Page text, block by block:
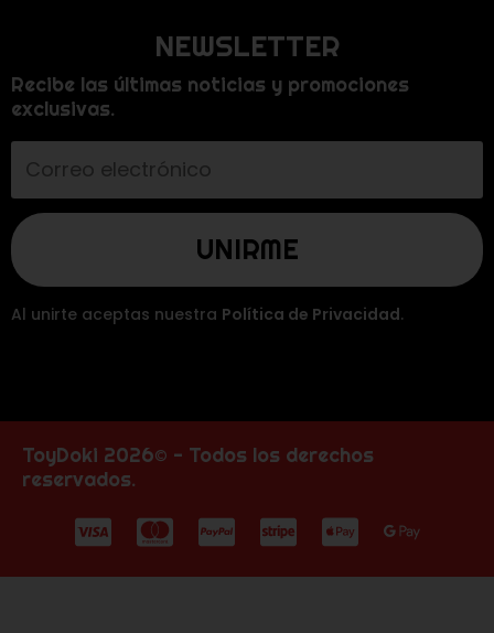
NEWSLETTER
Recibe las últimas noticias y promociones
exclusivas.
Al unirte aceptas nuestra Política de Privacidad.
ToyDoki 2026© - Todos los derechos
reservados.